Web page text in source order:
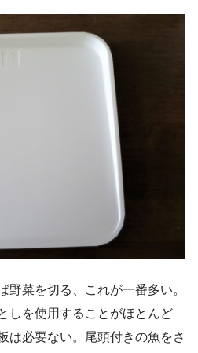
野菜を切る、これが一番多い。
しを使用することがほとんど
は必要ない。尾頭付きの魚をさ